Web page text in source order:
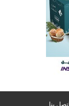
اتصل بنا